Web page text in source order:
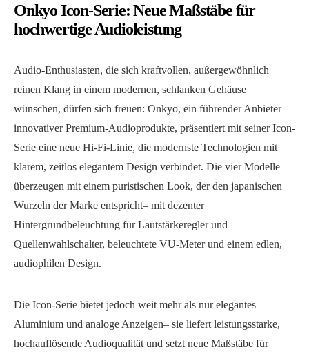
Onkyo Icon-Serie: Neue Maßstäbe für
hochwertige Audioleistung
Audio-Enthusiasten, die sich kraftvollen, außergewöhnlich
reinen Klang in einem modernen, schlanken Gehäuse
wünschen, dürfen sich freuen: Onkyo, ein führender Anbieter
innovativer Premium-Audioprodukte, präsentiert mit seiner Icon-
Serie eine neue Hi-Fi-Linie, die modernste Technologien mit
klarem, zeitlos elegantem Design verbindet. Die vier Modelle
überzeugen mit einem puristischen Look, der den japanischen
Wurzeln der Marke entspricht– mit dezenter
Hintergrundbeleuchtung für Lautstärkeregler und
Quellenwahlschalter, beleuchtete VU-Meter und einem edlen,
audiophilen Design.
Die Icon-Serie bietet jedoch weit mehr als nur elegantes
Aluminium und analoge Anzeigen– sie liefert leistungsstarke,
hochauflösende Audioqualität und setzt neue Maßstäbe für